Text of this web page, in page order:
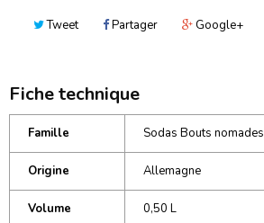
Tweet Partager Google+
Fiche technique
Famille Sodas Bouts nomades
Origine Allemagne
Volume 0,50 L